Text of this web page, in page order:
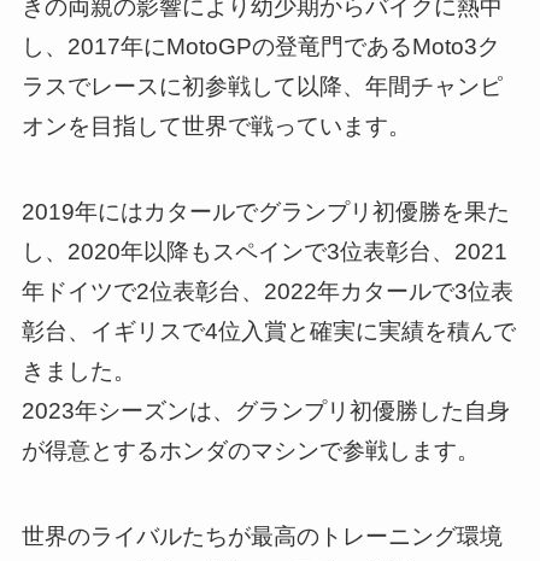
きの両親の影響により幼少期からバイクに熱中
し、2017年にMotoGPの登竜門であるMoto3ク
ラスでレースに初参戦して以降、年間チャンピ
オンを目指して世界で戦っています。
2019年にはカタールでグランプリ初優勝を果た
し、2020年以降もスペインで3位表彰台、2021
年ドイツで2位表彰台、2022年カタールで3位表
彰台、イギリスで4位入賞と確実に実績を積んで
きました。
2023年シーズンは、グランプリ初優勝した自身
が得意とするホンダのマシンで参戦します。
世界のライバルたちが最高のトレーニング環境